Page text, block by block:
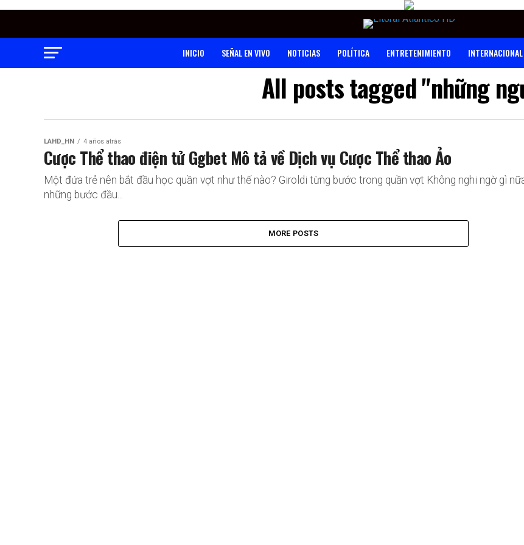
INICIO SEÑAL EN VIVO NOTICIAS POLÍTICA ENTRETENIMIENTO INTERNACIONAL
All posts tagged "những
LAHD_HN 4 años atrás
Cược Thể thao điện tử Ggbet Mô tả về Dịch vụ Cược Thể thao Ảo
Một đứa trẻ nên bắt đầu học quần vợt như thế nào? Giroldi từng bước trong quần vợt Không nghi ngờ gì
những bước đầu...
MORE POSTS